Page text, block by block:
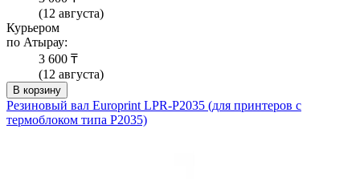
(12 августа)
Курьером
по Атырау:
3 600 ₸
(12 августа)
В корзину
Резиновый вал Europrint LPR-P2035 (для принтеров с
термоблоком типа P2035)